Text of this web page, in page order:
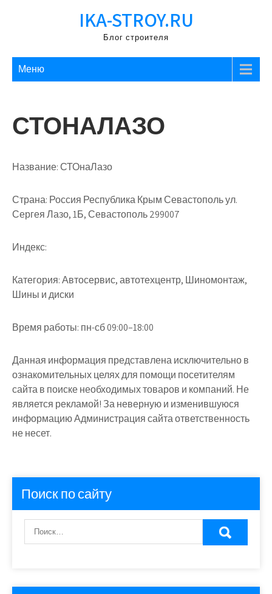
IKA-STROY.RU
Блог строителя
Меню
СТОНАЛАЗО
Название:СТОнаЛазо
Страна: Россия Республика Крым Севастополь ул.
Сергея Лазо, 1Б, Севастополь 299007
Индекс:
Категория:Автосервис, автотехцентр, Шиномонтаж,
Шины и диски
Время работы: пн-сб 09:00–18:00
Данная информация представлена исключительно в
ознакомительных целях для помощи посетителям
сайта в поиске необходимых товаров и компаний. Не
является рекламой! За неверную и изменившуюся
информацию Администрация сайта ответственность
не несет.
Поиск по сайту